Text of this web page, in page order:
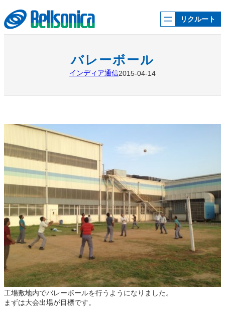
容
を
ス
リクルート
バレーボール
インディア通信2015-04-14
工場敷地内でバレーボールを行うようになりました。
まずは大会出場が目標です。